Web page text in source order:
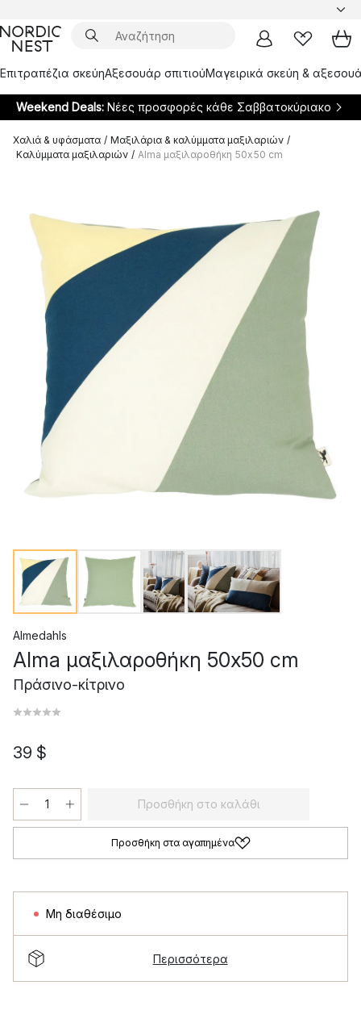
Επιτραπέζια σκεύηΑξεσουάρ σπιτιούΜαγειρικά σκεύη &
Weekend Deals: Νέες προσφορές κάθε Σαββατοκύριακο
Χαλιά & υφάσματα / Μαξιλάρια & καλύμματα μαξιλαριών /
Καλύμματα μαξιλαριών / Alma μαξιλαροθήκη 50x50 cm
Almedahls
Alma μαξιλαροθήκη 50x50 cm
Πράσινο-κίτρινο
39 $
Προσθήκη στο καλάθι
Προσθήκη στα αγαπημένα
Μη διαθέσιμο
Περισσότερα